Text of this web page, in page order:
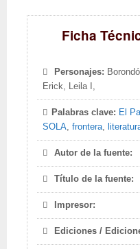
Ficha
Personajes:
Erick, Leila I,
Palabras clave: El
SOLA,frontera,
Autor de la fuente:
Título de la fuente:
Impresor:
Ediciones /